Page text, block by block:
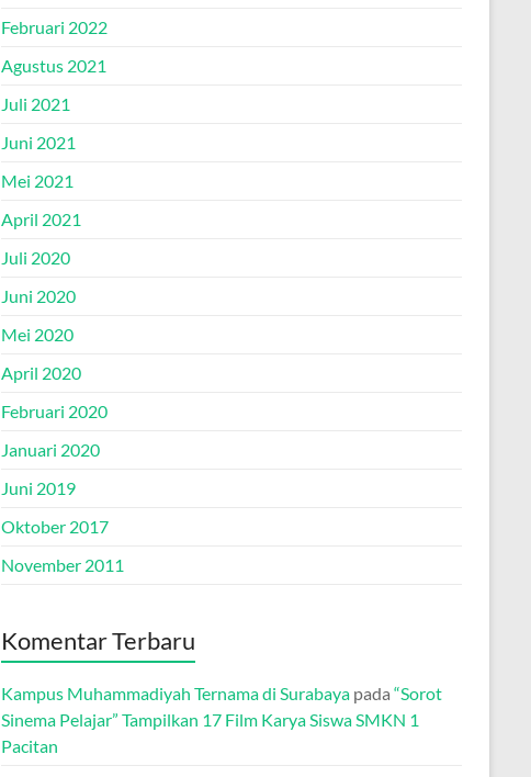
Februari 2022
Agustus 2021
Juli 2021
Juni 2021
Mei 2021
April 2021
Juli 2020
Juni 2020
Mei 2020
April 2020
Februari 2020
Januari 2020
Juni 2019
Oktober 2017
November 2011
Komentar Terbaru
Kampus Muhammadiyah Ternama di Surabaya pada “Sorot
Sinema Pelajar” Tampilkan 17 Film Karya Siswa SMKN 1
Pacitan